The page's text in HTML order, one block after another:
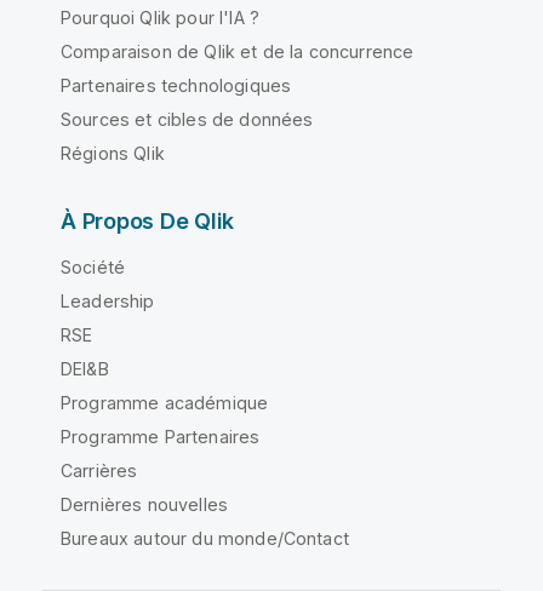
Pourquoi Qlik pour l'IA ?
Comparaison de Qlik et de la concurrence
Partenaires technologiques
Sources et cibles de données
Régions Qlik
À Propos De Qlik
Société
Leadership
RSE
DEI&B
Programme académique
Programme Partenaires
Carrières
Dernières nouvelles
Bureaux autour du monde/Contact